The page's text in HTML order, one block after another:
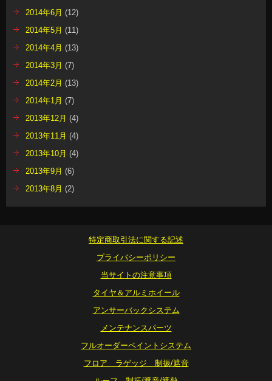
2014年6月 (12)
2014年5月 (11)
2014年4月 (13)
2014年3月 (7)
2014年2月 (13)
2014年1月 (7)
2013年12月 (4)
2013年11月 (4)
2013年10月 (4)
2013年9月 (6)
2013年8月 (2)
特定商取引法に関する記述
プライバシーポリシー
当サイトの注意事項
タイヤ＆アルミホイール
アンサーバックシステム
メンテナンスパーツ
フルオーダーペイントシステム
フロア ラゲッジ 制振/遮音